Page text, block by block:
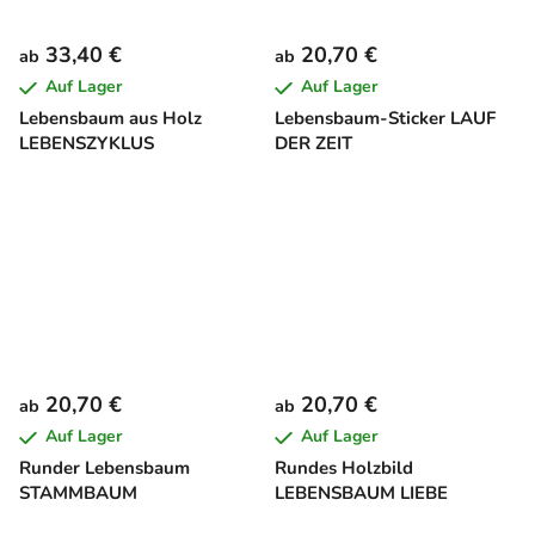
Lebensbaum aus Holz
LEBENSZYKLUS
ab 33,40 €
Auf Lager
Lebensbaum-Sticker LAUF
DER ZEIT
ab 20,70 €
Auf Lager
Runder Lebensbaum
STAMMBAUM
ab 20,70 €
Auf Lager
Rundes Holzbild
LEBENSBAUM LIEBE
ab 20,70 €
Auf Lager